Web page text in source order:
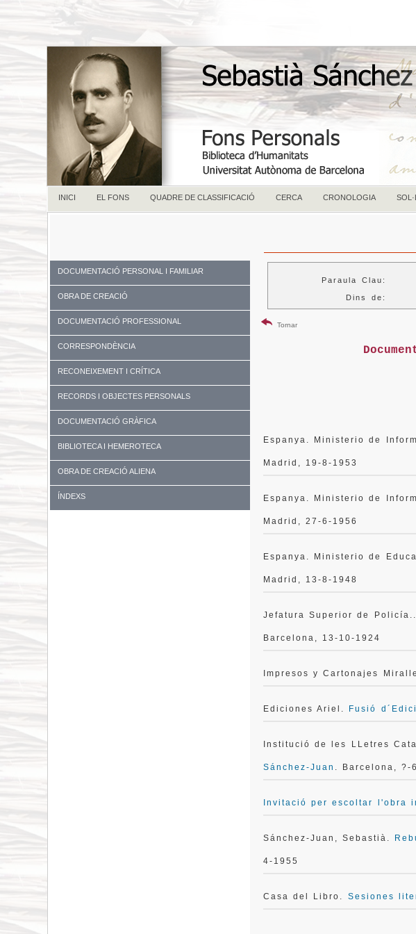
INICI EL FONS QUADRE DE CLASSIFICACIÓ CERCA CRONOLOGIA
DOCUMENTACIÓ PERSONAL I FAMILIAR
OBRA DE CREACIÓ
DOCUMENTACIÓ PROFESSIONAL
CORRESPONDÈNCIA
RECONEIXEMENT I CRÍTICA
RECORDS I OBJECTES PERSONALS
DOCUMENTACIÓ GRÀFICA
BIBLIOTECA I HEMEROTECA
OBRA DE CREACIÓ ALIENA
ÍNDEXS
Paraula Clau:
Dins de:
Tornar
Espanya. Ministerio de
Madrid, 19-8-1953
Espanya. Ministerio de
Madrid, 27-6-1956
Espanya. Ministerio de
Madrid, 13-8-1948
Jefatura Superior de Policía..
Barcelona, 13-10-1924
Impresos y Cartonajes
Ediciones Ariel. Fusió
Institució de les LLetres
Sánchez-Juan . Barcelona, ?-
Invitació per escoltar l'obra
Sánchez-Juan, Sebastià.
4-1955
Casa del Libro. Sesiones